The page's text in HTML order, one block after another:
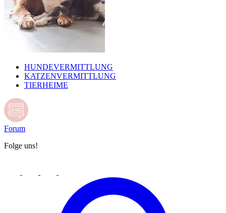
HUNDEVERMITTLUNG
KATZENVERMITTLUNG
TIERHEIME
Forum
Folge uns!